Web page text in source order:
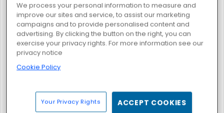
Vestidos de fiesta para Dolly Fashion Battle
Instagirls: Valentines Dress-Up Sesión de fotos: comprando ropa
We process your personal information to measure and
improve our sites and service, to assist our marketing
campaigns and to provide personalised content and
advertising. By clicking the button on the right, you can
exercise your privacy rights. For more information see our
privacy notice
Cookie Policy
Your Privacy Rights ACCEPT COOKIES